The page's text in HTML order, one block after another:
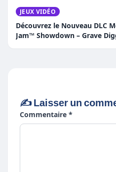
JEUX VIDÉO
Découvrez le Nouveau DLC
Jam™ Showdown – Grave
✍️ Laisser un
Commentaire *